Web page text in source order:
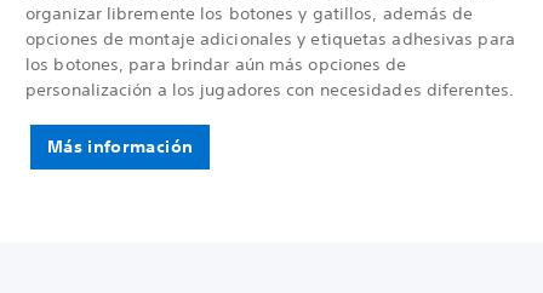
organizar libremente los botones y gatillos, además de
opciones de montaje adicionales y etiquetas adhesivas para
los botones, para brindar aún más opciones de
personalización a los jugadores con necesidades diferentes.
Más información